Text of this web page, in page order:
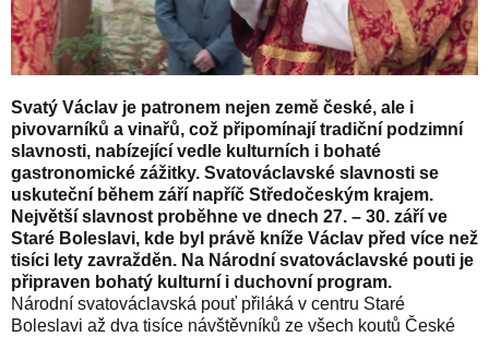
Svatý Václav je patronem nejen země české, ale i
pivovarníků a vinařů, což připomínají tradiční podzimní
slavnosti, nabízející vedle kulturních i bohaté
gastronomické zážitky. Svatováclavské slavnosti se
uskuteční během září napříč Středočeským krajem.
Největší slavnost proběhne ve dnech 27. – 30. září ve
Staré Boleslavi, kde byl právě kníže Václav před více než
tisíci lety zavražděn. Na Národní svatováclavské pouti je
připraven bohatý kulturní i duchovní program.
Národní svatováclavská pouť přiláká v centru Staré
Boleslavi až dva tisíce návštěvníků ze všech koutů České